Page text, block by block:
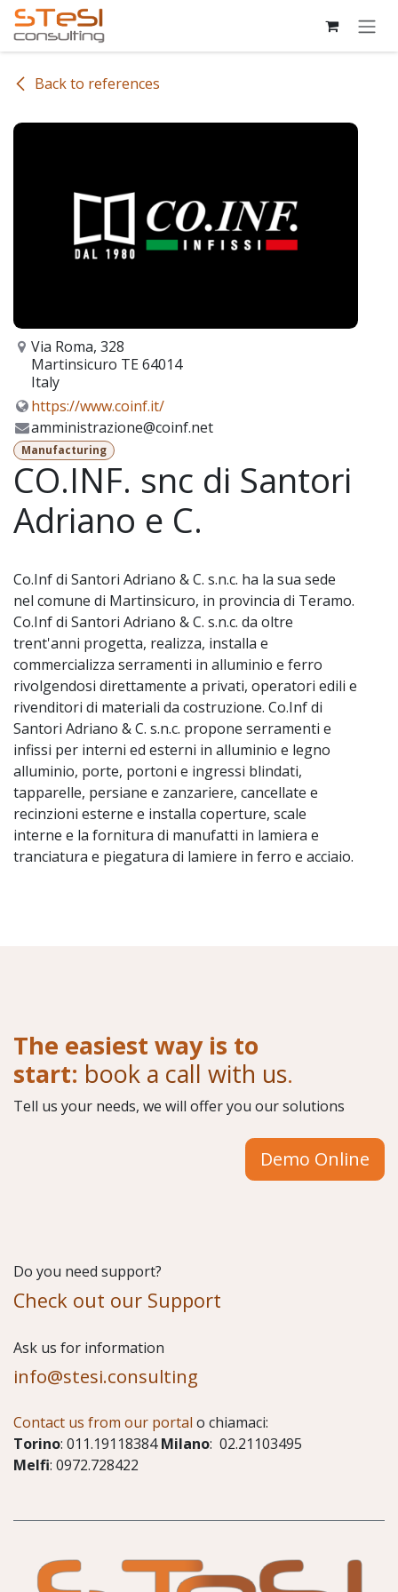
Skip to Content
Back to references
Via Roma, 328
Martinsicuro TE 64014
Italy
https://www.coinf.it/
amministrazione@coinf.net
Manufacturing
CO.INF. snc di Santori
Adriano e C.
Co.Inf di Santori Adriano & C. s.n.c. ha la sua sede
nel comune di Martinsicuro, in provincia di Teramo.
Co.Inf di Santori Adriano & C. s.n.c. da oltre
trent'anni progetta, realizza, installa e
commercializza serramenti in alluminio e ferro
rivolgendosi direttamente a privati, operatori edili e
rivenditori di materiali da costruzione. Co.Inf di
Santori Adriano & C. s.n.c. propone serramenti e
infissi per interni ed esterni in alluminio e legno
alluminio, porte, portoni e ingressi blindati,
tapparelle, persiane e zanzariere, cancellate e
recinzioni esterne e installa coperture, scale
interne e la fornitura di manufatti in lamiera e
tranciatura e piegatura di lamiere in ferro e acciaio.
The easiest way is to
start: book a call with us.
Tell us your needs, we will offer you our solutions
Demo Online
Do you need support?
Check out our Support
​Ask us for information
info@stesi.consulting
Contact us from our portal o chiamaci:
Torino: 011.19118384Milano: 02.21103495
Melfi: 0972.728422